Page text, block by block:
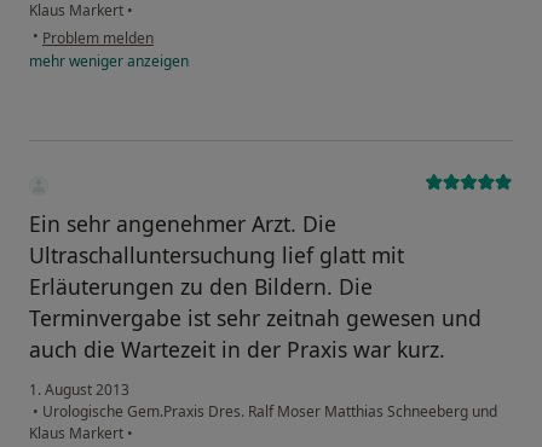
Klaus Markert •
• Problem melden
mehrwenigeranzeigen
Ein sehr angenehmer Arzt. Die
Ultraschalluntersuchung lief glatt mit
Erläuterungen zu den Bildern. Die
Terminvergabe ist sehr zeitnah gewesen und
auch die Wartezeit in der Praxis war kurz.
1. August 2013
• Urologische Gem.Praxis Dres. Ralf Moser Matthias Schneeberg und
Klaus Markert •